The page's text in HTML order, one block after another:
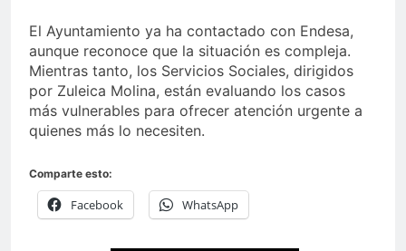
El Ayuntamiento ya ha contactado con Endesa,
aunque reconoce que la situación es compleja.
Mientras tanto, los Servicios Sociales, dirigidos
por Zuleica Molina, están evaluando los casos
más vulnerables para ofrecer atención urgente a
quienes más lo necesiten.
Comparte esto:
Facebook WhatsApp